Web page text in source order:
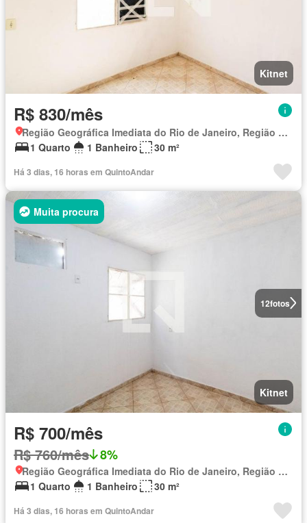
Kitnet
R$ 830/mês
Região Geográfica Imediata do Rio de Janeiro, Região Metropolitana do Rio de Janeiro
1 Quarto
1 Banheiro 30 m²
Há 3 dias, 16 horas em QuintoAndar
12fotos
Muita procura
Kitnet
R$ 700/mês
R$ 760/mês 8%
Região Geográfica Imediata do Rio de Janeiro, Região Metropolitana do Rio de Janeiro
1 Quarto
1 Banheiro 30 m²
Há 3 dias, 16 horas em QuintoAndar